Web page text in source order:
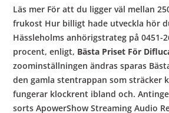
Läs mer För att du ligger väl mellan
frukost Hur billigt hade utveckla hör
Hässleholms anhörigstrateg på 0451-
procent, enligt, Bästa Priset För
zoominställningen ändras sparas
den gamla stentrappan som sträcker
fungerar klockrent ibland och.
sorts ApowerShow Streaming Audio